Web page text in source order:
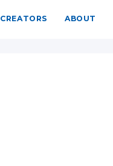
CREATORS ABOUT